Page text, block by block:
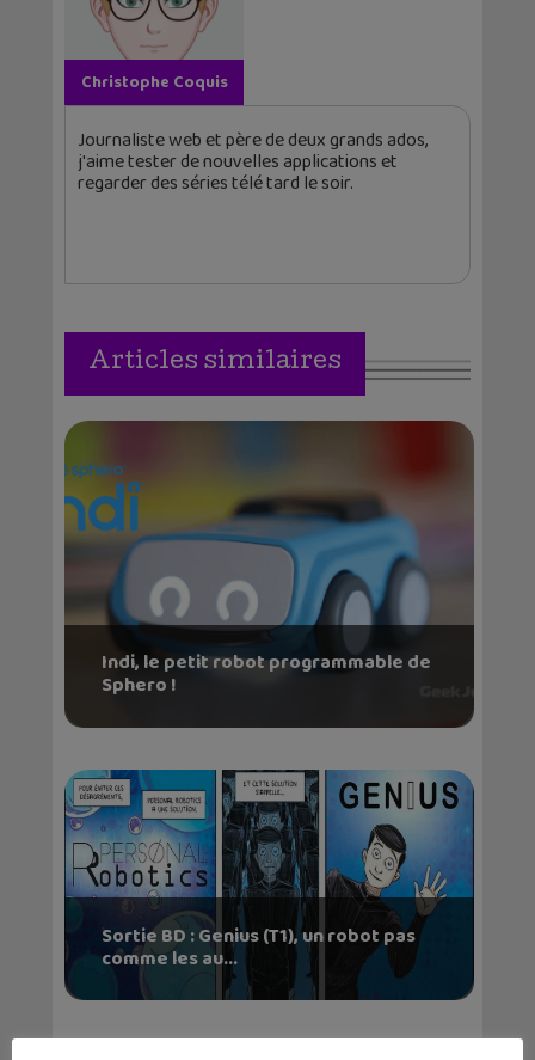
Christophe Coquis
Journaliste web et père de deux grands ados,
j'aime tester de nouvelles applications et
regarder des séries télé tard le soir.
Articles similaires
Indi, le petit robot programmable de
Sphero !
Sortie BD : Genius (T1), un robot pas
comme les au...